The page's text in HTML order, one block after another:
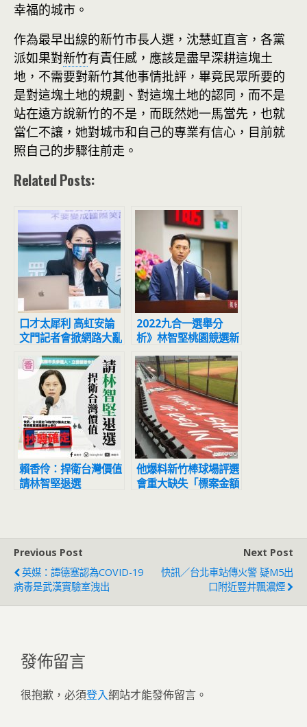
幸福的城市。
作為最早出線的新竹市長人選，沈慧虹直言，各黨
派如果對新竹有責任感，應該是盡早深耕這塊土
地，不需要對新竹其他事情批評，畢竟民眾所要的
是對這塊土地的規劃、對這塊土地的認同，而不是
站在遠方說新竹的不是，而既然她一馬當先，也就
當仁不讓，她對城市和自己的專業有信心，目前就
照自己的步驟往前走。
Related Posts:
口才太犀利 高虹安論
文門記者會掀網路大亂
2022九合一選舉分
析》林智堅桃園競選新
竹輔選聲量超張善政4
倍 陷論文門傷陽光人
設
賴香伶：捍衛台灣價值
請林智堅退選
他爆料新竹棒球場評選
會重大缺失「標案金額
Previous Post
英媒：譚德塞認為COVID-19
病毒是武漢實驗室洩出
Next Post
快訊／台北車站傳火警 疑M5出
口附近豎井飄濃煙
發佈留言
很抱歉，必須登入網站才能發佈留言。